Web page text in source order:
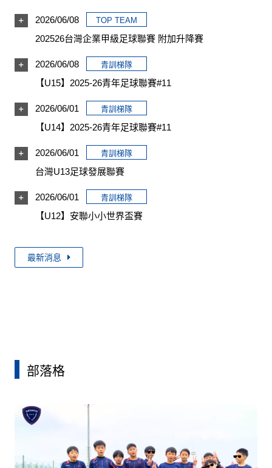
2026/06/08 TOP TEAM
202526台灣企業甲級足球聯賽 附加升降賽
2026/06/08 青訓梯隊
【U15】2025-26青年足球聯賽#11
2026/06/01 青訓梯隊
【U14】2025-26青年足球聯賽#11
2026/06/01 青訓梯隊
台灣U13足球發展聯賽
2026/06/01 青訓梯隊
【U12】安聯小小世界盃賽
最新消息
部落格